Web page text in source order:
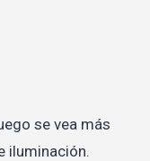
se vea más
iluminación.